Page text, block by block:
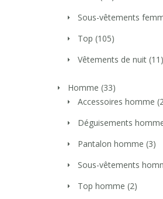
Sous-vêtements
Top (105)
Vêtements de nuit (11)
Homme (33)
Accessoires homme
Déguisements
Pantalon homme (3)
Sous-vêtements
Top homme (2)